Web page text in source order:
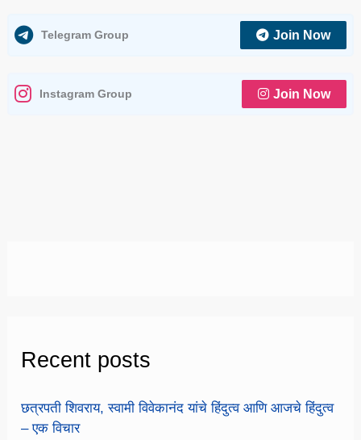
Telegram Group Join Now
Instagram Group Join Now
Recent posts
छत्रपती शिवराय, स्वामी विवेकानंद यांचे हिंदुत्व आणि आजचे हिंदुत्व
– एक विचार